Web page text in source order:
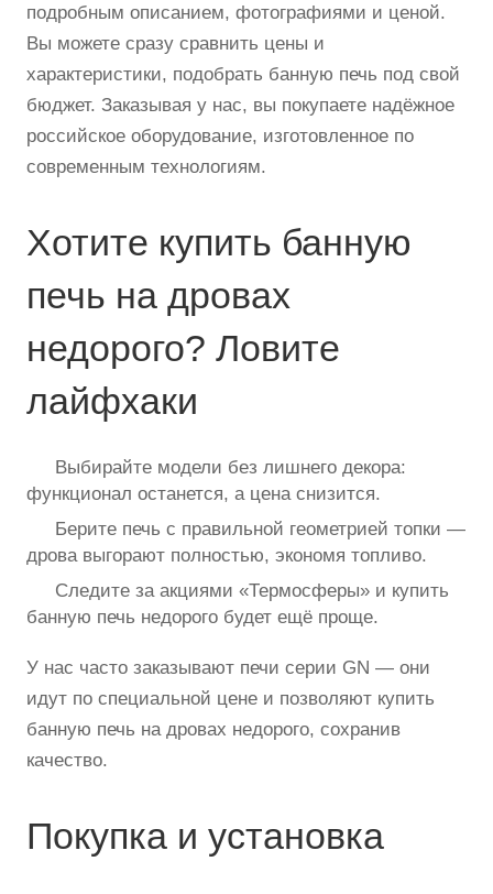
подробным описанием, фотографиями и ценой.
Вы можете сразу сравнить цены и
характеристики, подобрать банную печь под свой
бюджет. Заказывая у нас, вы покупаете надёжное
российское оборудование, изготовленное по
современным технологиям.
Хотите купить банную
печь на дровах
недорого? Ловите
лайфхаки
Выбирайте модели без лишнего декора:
функционал останется, а цена снизится.
Берите печь с правильной геометрией топки —
дрова выгорают полностью, экономя топливо.
Следите за акциями «Термосферы» и купить
банную печь недорого будет ещё проще.
У нас часто заказывают печи серии GN — они
идут по специальной цене и позволяют купить
банную печь на дровах недорого, сохранив
качество.
Покупка и установка